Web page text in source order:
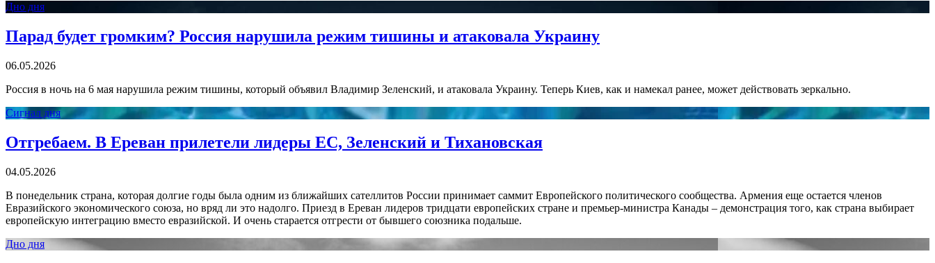
Дно дня
Парад будет громким? Россия нарушила режим тишины и атаковала Украину
06.05.2026
Россия в ночь на 6 мая нарушила режим тишины, который объявил Владимир Зеленский, и атаковала Украину. Теперь Киев, как и намекал ранее, может действовать зеркально.
Сигнал дня
Отгребаем. В Ереван прилетели лидеры ЕС, Зеленский и Тихановская
04.05.2026
В понедельник страна, которая долгие годы была одним из ближайших сателлитов России принимает саммит Европейского политического сообщества. Армения еще остается членов
Евразийского экономического союза, но вряд ли это надолго. Приезд в Ереван лидеров тридцати европейских стране и премьер-министра Канады – демонстрация того, как страна выбирает
европейскую интеграцию вместо евразийской. И очень старается отгрести от бывшего союзника подальше.
Дно дня